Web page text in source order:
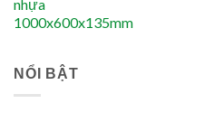
NỔI BẬT